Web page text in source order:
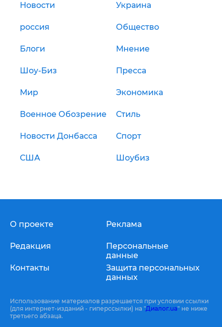
Новости Украина
россия Общество
Блоги Мнение
Шоу-Биз Пресса
Мир Экономика
Военное Обозрение Стиль
Новости Донбасса Спорт
США Шоубиз
О проекте
Редакция
Контакты
Реклама
Персональные
данные
Защита персональных
данных
Использование материалов разрешается при условии ссылки
(для интернет-изданий - гиперссылки) на "Диалог.ua" не ниже
третьего абзаца.